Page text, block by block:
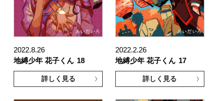
2022.8.26
地縛少年 花子くん 18
詳しく見る
2022.2.26
地縛少年 花子くん 17
詳しく見る